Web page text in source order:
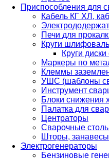
Приспособления для
Кабель КГ ХЛ,
Печи для
Круги
Круги
Маркеры по
Клеммы
УШС (шаблоны
Инструмент
Блоки снижения
Палатка для
Центраторы
Сварочные
Шторы,
Электрогенераторы
Бензиновые